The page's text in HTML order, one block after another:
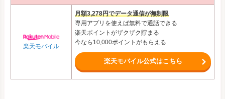
楽天モバイル
月額3,278円でデータ通信が無制限
専用アプリを使えば無料で通話できる
楽天ポイントがザクザク貯まる
今なら10,000ポイントがもらえる
楽天モバイル公式はこちら